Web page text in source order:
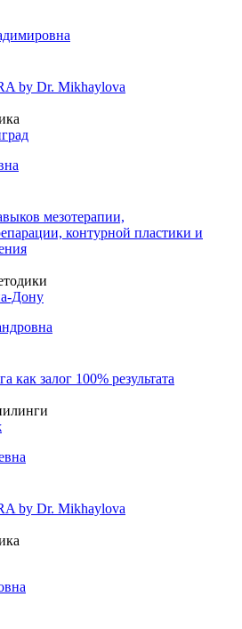
by Dr. Mikhaylova
мезотерапии,
контурной пластики и
Дону
залог 100% результата
by Dr. Mikhaylova